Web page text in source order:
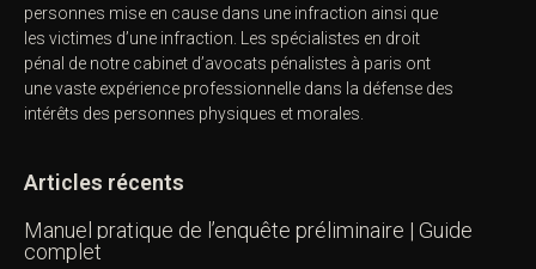
personnes mise en cause dans une infraction ainsi que
les victimes d’une infraction. Les spécialistes en droit
pénal de notre cabinet d’avocats pénalistes à paris ont
une vaste expérience professionnelle dans la défense des
intérêts des personnes physiques et morales.
Articles récents
Manuel pratique de l’enquête préliminaire | Guide
complet